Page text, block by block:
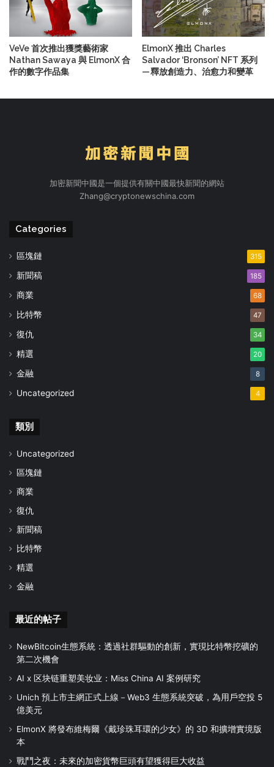
VeVe 首次推出獲獎藝術家
Nathan Sawaya 與 ElmonX 合
作的數字作品集
ElmonX 推出 Charles
Salvador ‘Bronson’ NFT 系列
— 釋放創造力、治愈力和變革
加密新聞中國是一個提供有關中國最快新聞的網站
Zhang@cryptonewschina.com
Categories
區塊鏈 315
新聞稿 185
商業 68
比特幣 47
復仇 34
精選 20
金融 8
Uncategorized 4
類別
Uncategorized
區塊鏈
商業
復仇
新聞稿
比特幣
精選
金融
最近的帖子
NewBitcoin生態系統：透過社群驅動的創新，實現比特幣挖礦的
第二次機會
AI x 区块链重塑美妆业：Miss China AI 案例研究
Unich 預上市主網正式上線－Web3 生態系統突破，為用戶空投 5
億美元
ElmonX 將發布維梅爾《戴珍珠耳環的少女》的 3D 和擴增實境版
本
戰鬥之夜：未來的加密貨幣巨頭有望獲得巨大收益